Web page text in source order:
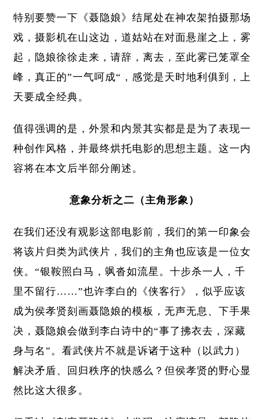
特别要赞一下《聂隐娘》结尾处在神农架拍摄那场
戏，摄影机在山这边，道姑站在对面悬崖之上，雾
起，隐娘徐徐走来，请辞，离去，至此雾已笼罩全
峰，真正的”一气呵成“，感觉是天时地利俱到，上
天要成全经典。
值得强调的是，外景和内景其实都是是为了表现一
种创作风格，并最终烘托电影的思想主题。这一内
容将在本文后半部分阐述。
意象分析之二（主角形象）
在我们还没有观影这部电影前，我们的第一印象会
将该片归类为武侠片，我们的主角也应该是一位女
侠。“银鞍照白马，飒沓如流星。十步杀一人，千
里不留行……”也许李白的《侠客行》，似乎应该
成为侯孝贤刻画聂隐娘的模板，无声无息、下手果
决，聂隐娘会做到李白诗中的“事了拂衣去，深藏
身与名”。看武侠片不就是诉诸于这种（以武力）
解决矛盾、回归秩序的快感么？但侯孝贤的野心显
然比这大很多。